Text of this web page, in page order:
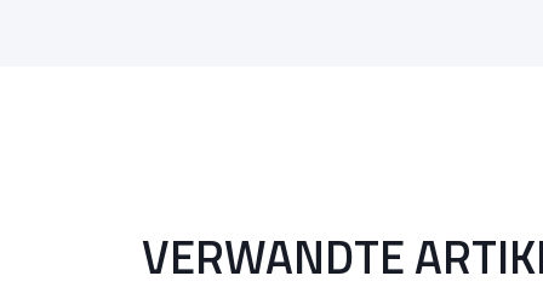
VERWANDTE